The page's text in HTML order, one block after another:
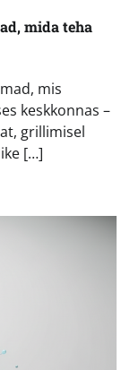
mida teha
mis
keskkonnas –
grillimisel
[…]